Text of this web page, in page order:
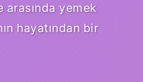
arasında yemek
hayatından bir